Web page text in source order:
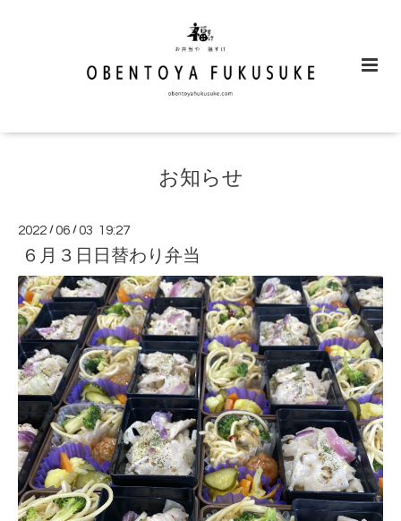
お知らせ
2022 /06 /03 19:27
６月３日日替わり弁当